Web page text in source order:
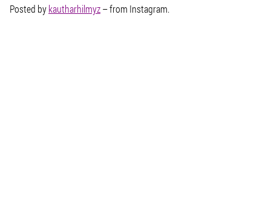
Posted bykautharhilmyz– from Instagram.